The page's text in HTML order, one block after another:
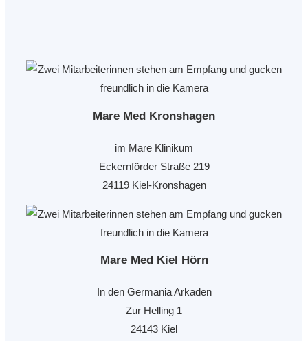
Mare Med Kronshagen
im Mare Klinikum
Eckernförder Straße 219
24119 Kiel-Kronshagen
Mare Med Kiel Hörn
In den Germania Arkaden
Zur Helling 1
24143 Kiel